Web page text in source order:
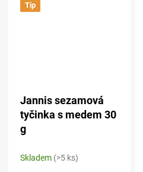
Tip
Jannis sezamová
tyčinka s medem 30
g
Skladem (>5 ks)